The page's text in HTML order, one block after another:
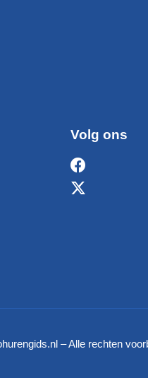
Volg ons
– Alle rechten